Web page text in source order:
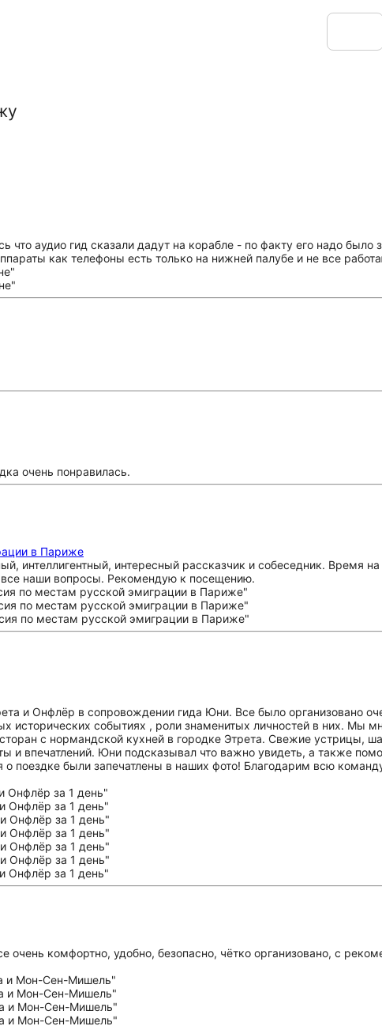
что аудио гид сказали дадут на корабле - по факту его надо было
как телефоны есть только на нижней палубе и не все
очень понравилась.
в Париже
интеллигентный, интересный рассказчик и собеседник. Время
наши вопросы. Рекомендую к посещению.
и Онфлёр в сопровождении гида Юни. Все было организовано
исторических событиях , роли знаменитых личностей в них. Мы
с нормандской кухней в городке Этрета. Свежие устрицы,
и впечатлений. Юни подсказывал что важно увидеть, а также
поездке были запечатлены в наших фото! Благодарим всю
очень комфортно, удобно, безопасно, чётко организовано, с